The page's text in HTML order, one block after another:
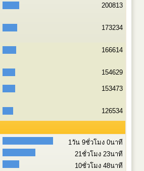
200813
173234
166614
154629
153473
126534
1วัน 9ชั่วโมง 0นาที
21ชั่วโมง 23นาที
10ชั่วโมง 48นาที